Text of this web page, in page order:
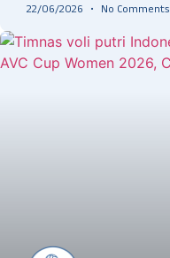
22/06/2026 No Comments